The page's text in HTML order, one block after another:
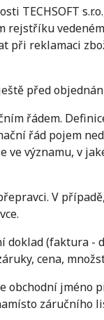
TECHSOFT
rejstříku
při reklamaci
před
řádem.
řád pojem
ve významu, v
V
doklad (faktura -
cena,
obchodní jméno
záručního